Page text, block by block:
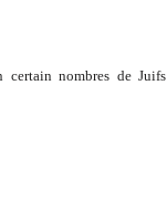
certain nombres de Juifs